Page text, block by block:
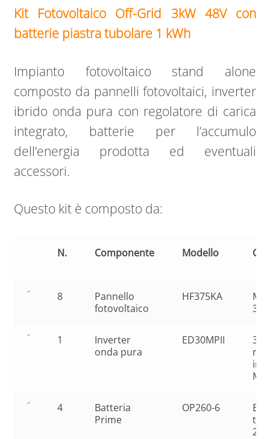
Kit Fotovoltaico Off-Grid 3kW 48V con
batterie piastra tubolare 1 kWh
Impianto fotovoltaico stand alone
composto da pannelli fotovoltaici, inverter
ibrido onda pura con regolatore di carica
integrato, batterie per l’accumulo
dell’energia prodotta ed eventuali
accessori.
Questo kit è composto da:
N. Componente Modello
8
Pannello
fotovoltaico
HF375KA
1
Inverter
onda pura
ED30MPII
4
Batteria
Prime
OP260-6